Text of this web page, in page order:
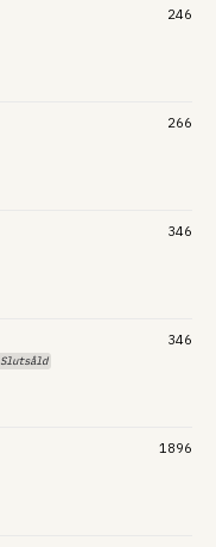
246
266
346
Slutsåld
346
1896